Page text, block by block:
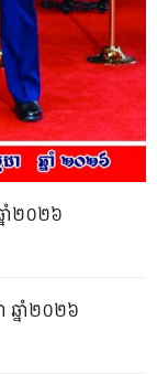
ាំ២០២៦
ឆ្នាំ២០២៦